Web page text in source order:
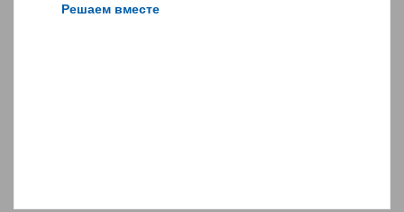
Решаем вместе